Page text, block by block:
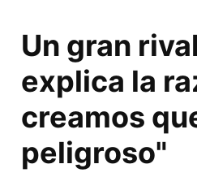
Un gran
explica la
creamos
peligroso"